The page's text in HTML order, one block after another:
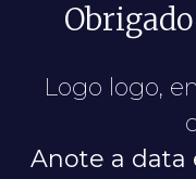
Logo logo,
Anote a data